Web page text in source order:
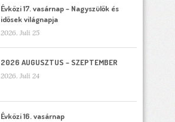
Évközi 17. vasárnap – Nagyszülők és
idősek világnapja
2026. Juli 25
2026 AUGUSZTUS – SZEPTEMBER
2026. Juli 24
Évközi 16. vasárnap